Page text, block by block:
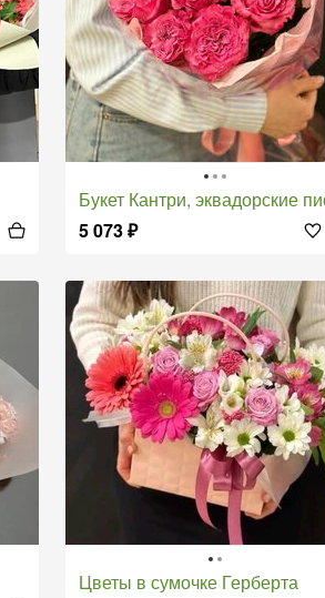
Букет Кантри, эквадорские пионовидные
5 073₽
Цветы в сумочке Герберта